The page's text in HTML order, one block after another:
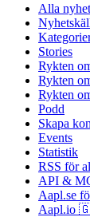
Alla
Stories
Rykten
Rykten
Rykten
Podd
Skapa
Events
Statistik
RSS för
API &
Aapl.se
Aapl.io